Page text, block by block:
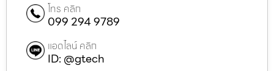
โทร คลิก
099 294 9789
แอดไลน์ คลิก
ID: @gtech